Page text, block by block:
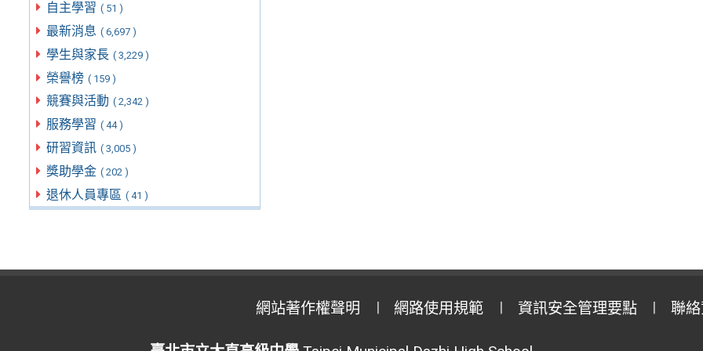
自主學習 ( 51 )
最新消息 ( 6,697 )
學生與家長 ( 3,229 )
榮譽榜 ( 159 )
競賽與活動 ( 2,342 )
服務學習 ( 44 )
研習資訊 ( 3,005 )
獎助學金 ( 202 )
退休人員專區 ( 41 )
網站著作權聲明 網路使用規範 資訊安全管理要點 聯